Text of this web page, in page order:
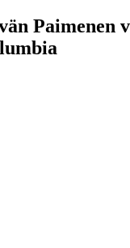
Paimenen